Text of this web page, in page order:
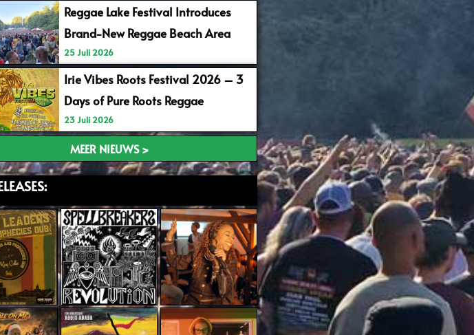
Reggae Lake Festival Introduces
Brand-New Reggae Beach Area
25 Juli 2026
Irie Vibes Roots Festival 2026 – 3
Days of Pure Roots Reggae
23 Juli 2026
MEER NIEUWS >